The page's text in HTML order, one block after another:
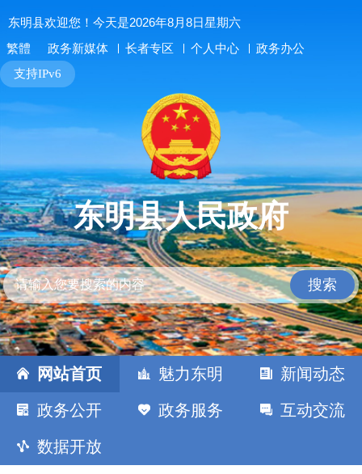
东明县欢迎您！今天是2026年8月8日星期六
繁體 政务新媒体 长者专区 个人中心 政务办公
支持IPv6
东明县人民政府
搜索
网站首页 魅力东明 新闻动态
政务公开 政务服务 互动交流
数据开放